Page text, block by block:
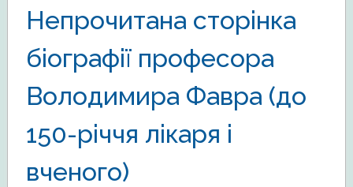
Непрочитана сторінка
біографії професора
Володимира Фавра (до
150-річчя лікаря і
вченого)